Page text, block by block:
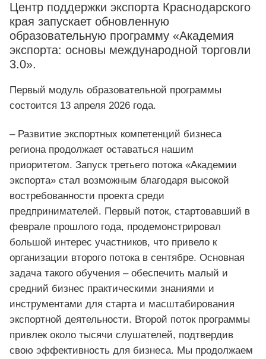
Центр поддержки экспорта Краснодарского
края запускает обновленную
образовательную программу «Академия
экспорта: основы международной торговли
3.0».
Первый модуль образовательной программы
состоится 13 апреля 2026 года.
– Развитие экспортных компетенций бизнеса
региона продолжает оставаться нашим
приоритетом. Запуск третьего потока «Академии
экспорта» стал возможным благодаря высокой
востребованности проекта среди
предпринимателей. Первый поток, стартовавший в
феврале прошлого года, продемонстрировал
большой интерес участников, что привело к
организации второго потока в сентябре. Основная
задача такого обучения – обеспечить малый и
средний бизнес практическими знаниями и
инструментами для старта и масштабирования
экспортной деятельности. Второй поток программы
привлек около тысячи слушателей, подтвердив
свою эффективность для бизнеса. Мы продолжаем